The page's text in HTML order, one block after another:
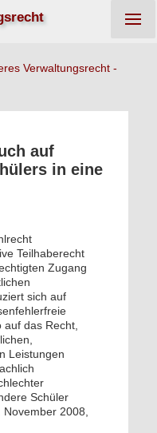
Verwaltungsrecht -
auf
in eine
Teilhaberecht
Zugang
sich auf
das Recht,
Leistungen
Schüler
2008,